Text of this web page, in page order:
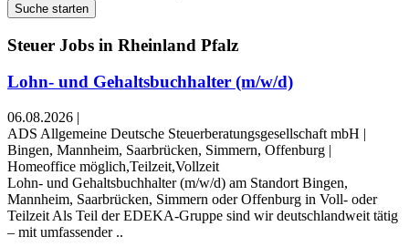
Suche starten
Steuer Jobs in Rheinland Pfalz
Lohn- und Gehaltsbuchhalter (m/w/d)
06.08.2026 |
ADS Allgemeine Deutsche Steuerberatungsgesellschaft mbH |
Bingen, Mannheim, Saarbrücken, Simmern, Offenburg |
Homeoffice möglich,Teilzeit,Vollzeit
Lohn- und Gehaltsbuchhalter (m/w/d) am Standort Bingen,
Mannheim, Saarbrücken, Simmern oder Offenburg in Voll- oder
Teilzeit Als Teil der EDEKA-Gruppe sind wir deutschlandweit tätig
– mit umfassender ..